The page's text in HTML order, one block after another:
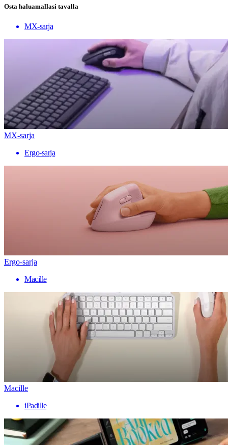
Osta haluamallasi tavalla
MX-sarja
MX-sarja
Ergo-sarja
Ergo-sarja
Macille
Macille
iPadille